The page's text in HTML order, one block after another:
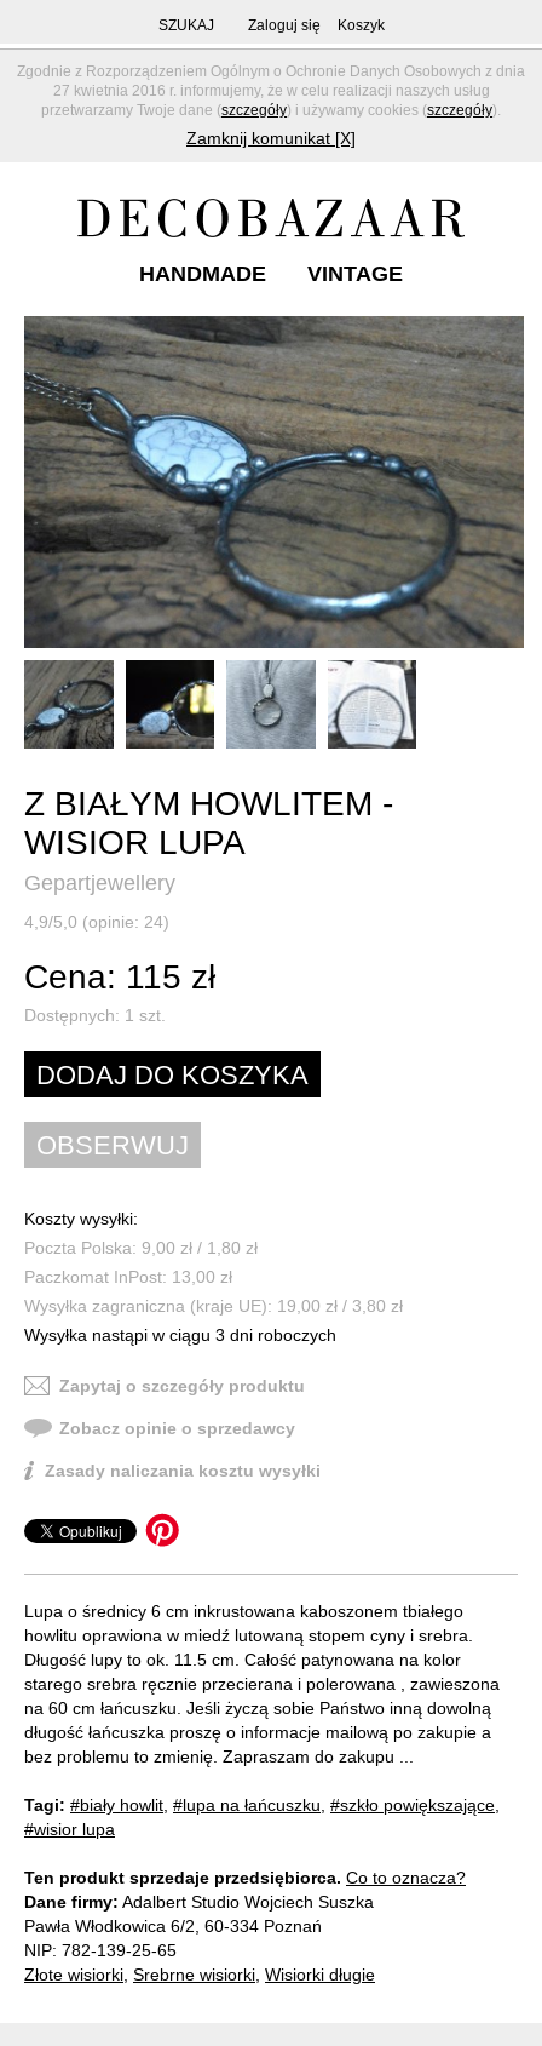
Zgodnie z Rozporządzeniem Ogólnym o Ochronie Danych Osobowych z dnia
27 kwietnia 2016 r. informujemy, że w celu realizacji naszych usług
przetwarzamy Twoje dane (szczegóły) i używamy cookies (szczegóły).
Zamknij komunikat [X]
SZUKAJ Zaloguj się Koszyk
HANDMADE VINTAGE
Z BIAŁYM HOWLITEM -
WISIOR LUPA
Gepartjewellery
4,9/5,0 (opinie: 24)
Cena: 115 zł
Dostępnych: 1 szt.
Koszty wysyłki:
Poczta Polska: 9,00 zł / 1,80 zł
Paczkomat InPost: 13,00 zł
Wysyłka zagraniczna (kraje UE): 19,00 zł / 3,80 zł
Wysyłka nastąpi w ciągu 3 dni roboczych
Zapytaj o szczegóły produktu
Zobacz opinie o sprzedawcy
Zasady naliczania kosztu wysyłki
Lupa o średnicy 6 cm inkrustowana kaboszonem tbiałego
howlitu oprawiona w miedź lutowaną stopem cyny i srebra.
Długość lupy to ok. 11.5 cm. Całość patynowana na kolor
starego srebra ręcznie przecierana i polerowana , zawieszona
na 60 cm łańcuszku. Jeśli życzą sobie Państwo inną dowolną
długość łańcuszka proszę o informacje mailową po zakupie a
bez problemu to zmienię. Zapraszam do zakupu ...
Tagi: #biały howlit, #lupa na łańcuszku, #szkło powiększające,
#wisior lupa
Ten produkt sprzedaje przedsiębiorca. Co to oznacza?
Dane firmy: Adalbert Studio Wojciech Suszka
Pawła Włodkowica 6/2, 60-334 Poznań
NIP: 782-139-25-65
Złote wisiorki, Srebrne wisiorki, Wisiorki długie